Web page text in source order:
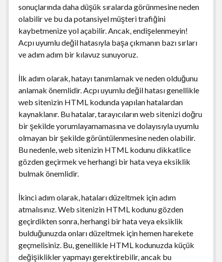
sonuçlarında daha düşük sıralarda görünmesine neden
olabilir ve bu da potansiyel müşteri trafiğini
kaybetmenize yol açabilir. Ancak, endişelenmeyin!
Acpı uyumlu değil hatasıyla başa çıkmanın bazı sırları
ve adım adım bir kılavuz sunuyoruz.
İlk adım olarak, hatayı tanımlamak ve neden olduğunu
anlamak önemlidir. Acpı uyumlu değil hatası genellikle
web sitenizin HTML kodunda yapılan hatalardan
kaynaklanır. Bu hatalar, tarayıcıların web sitenizi doğru
bir şekilde yorumlayamamasına ve dolayısıyla uyumlu
olmayan bir şekilde görüntülenmesine neden olabilir.
Bu nedenle, web sitenizin HTML kodunu dikkatlice
gözden geçirmek ve herhangi bir hata veya eksiklik
bulmak önemlidir.
İkinci adım olarak, hataları düzeltmek için adım
atmalısınız. Web sitenizin HTML kodunu gözden
geçirdikten sonra, herhangi bir hata veya eksiklik
bulduğunuzda onları düzeltmek için hemen harekete
geçmelisiniz. Bu, genellikle HTML kodunuzda küçük
değişiklikler yapmayı gerektirebilir, ancak bu